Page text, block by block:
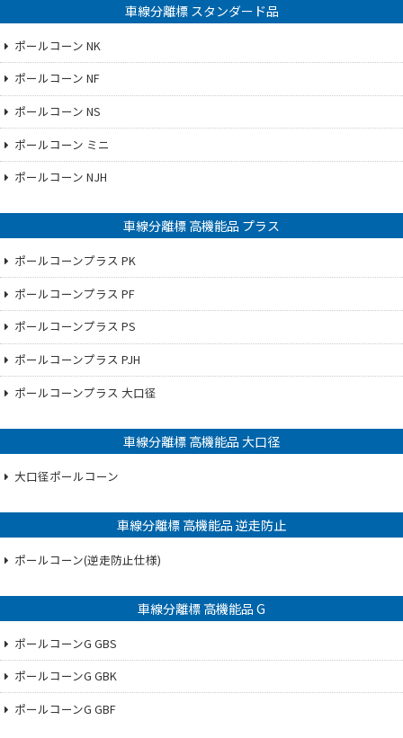
車線分離標 スタンダード品
ポールコーン NK
ポールコーン NF
ポールコーン NS
ポールコーン ミニ
ポールコーン NJH
車線分離標 高機能品 プラス
ポールコーンプラス PK
ポールコーンプラス PF
ポールコーンプラス PS
ポールコーンプラス PJH
ポールコーンプラス 大口径
車線分離標 高機能品 大口径
大口径ポールコーン
車線分離標 高機能品 逆走防止
ポールコーン(逆走防止仕様)
車線分離標 高機能品 G
ポールコーンG GBS
ポールコーンG GBK
ポールコーンG GBF